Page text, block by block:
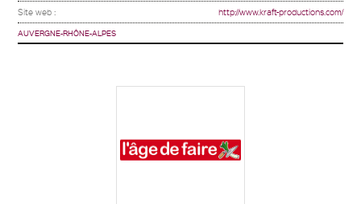
Site web : http://www.kraft-productions.com/
AUVERGNE-RHÔNE-ALPES